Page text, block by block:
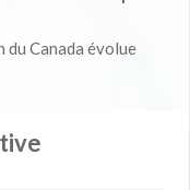
du Canada évolue